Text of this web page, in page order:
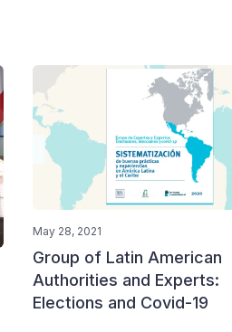
May 28, 2021
Group of Latin American
Authorities and Experts:
Elections and Covid-19